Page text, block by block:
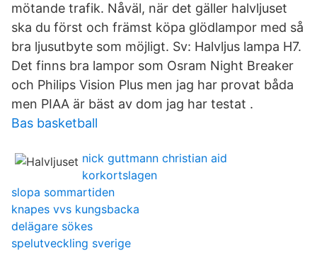
mötande trafik. Nåväl, när det gäller halvljuset
ska du först och främst köpa glödlampor med så
bra ljusutbyte som möjligt. Sv: Halvljus lampa H7.
Det finns bra lampor som Osram Night Breaker
och Philips Vision Plus men jag har provat båda
men PIAA är bäst av dom jag har testat .
Bas basketball
nick guttmann christian aid
korkortslagen
slopa sommartiden
knapes vvs kungsbacka
delägare sökes
spelutveckling sverige